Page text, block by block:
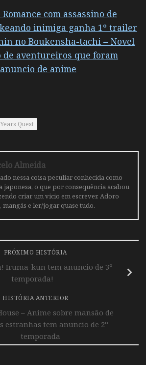
com assassino de
inimiga ganha 1º trailer
no Boukensha-tachi – Novel
de aventureiros que foram
de anime
Quest
Almeida
nessa coisa peculiar conhecida como
japonesa, o que por consequência acabou
criar um vicio em escrever. Adoro
mangás e ler/jogar quase tudo.
PRÓXIMO HISTÓRIA
Iruma-kun tem anuncio de 3º
temporada!
HISTÓRIA ANTERIOR
– Anime sobre mansão de
estranhas tem anuncio de 2º
temporada